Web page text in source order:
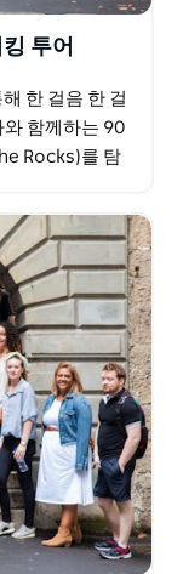
내용은 투어 팀
투어
한 걸음 한 걸
와 함께하는 90
Rocks)를 탐